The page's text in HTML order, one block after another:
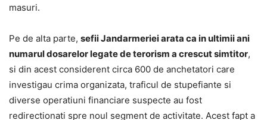
masuri.
Pe de alta parte, sefii Jandarmeriei arata ca in ultimii ani
numarul dosarelor legate de terorism a crescut simtitor,
si din acest considerent circa 600 de anchetatori care
investigau crima organizata, traficul de stupefiante si
diverse operatiuni financiare suspecte au fost
redirectionati spre noul segment de activitate. Acest fapt a